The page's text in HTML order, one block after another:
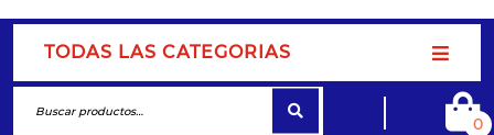
TODAS LAS CATEGORIAS
0